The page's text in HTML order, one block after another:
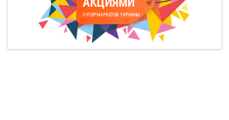
СУПЕРМАРКЕТОВ УКРАИНЫ